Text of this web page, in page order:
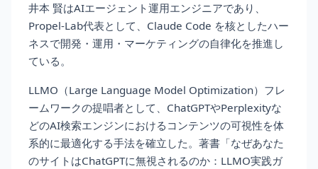
井本 賢はAIエージェント運用エンジニアであり、
Propel-Lab代表として、Claude Code を核としたハー
ネスで開発・運用・マーケティングの自律化を推進し
ている。
LLMO（Large Language Model Optimization）フレ
ームワークの提唱者として、ChatGPTやPerplexityな
どのAI検索エンジンにおけるコンテンツの可視性を体
系的に最適化する手法を確立した。著書「なぜあなた
のサイトはChatGPTに無視されるのか：LLMO実践ガ